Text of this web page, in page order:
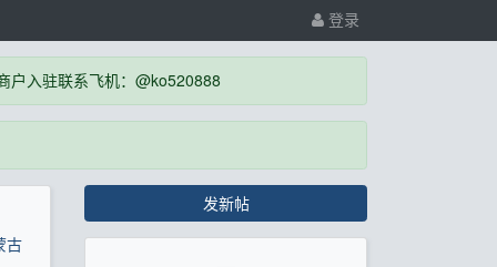
登录
户入驻联系飞机：@ko520888
古
发新帖